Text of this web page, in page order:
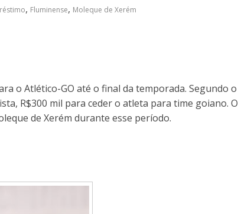
, Fluminense, Moleque de Xerém
o Atlético-GO até o final da temporada. Segundo o
R$300 mil para ceder o atleta para time goiano. O
de Xerém durante esse período.